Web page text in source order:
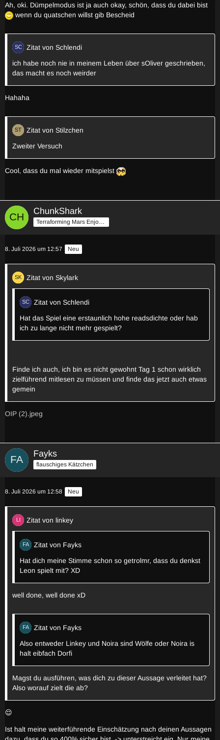
Ah, oki. Dümpelmodus ist ja auch okay, schön, dass du dabei bist
wenn du quatschen willst gib Bescheid
Zitat von Schlendi
ich habe noch nie in meinem Leben über sOliver geschrieben,
das macht es noch weirder
Hahaha
Zitat von Stilzchen
Zweiter Versuch
Cool, dass du mal wieder mitspielst
ChunkShark
Terraforming Mars Enjoyer
8. Juli 2026 um 12:57 Neu
Zitat von Skylark
Zitat von Schlendi
Hat das Spiel eine erstaunlich hohe readsdichte oder hab
ich zu lange nicht mehr gespielt?
Finde ich auch, ich bin es nicht gewohnt Tag 1 schon wirklich
zielführend mitlesen zu müssen und finde das jetzt auch etwas
gemein
OIP (2).jpeg
Fayks
flauschiges Kätzchen
8. Juli 2026 um 12:58 Neu
Zitat von linkey
Zitat von Fayks
Hat dich meine Stimme schon so getrolmr, dass du denkst
Leon spielt mit? XD
well done, well done xD
Zitat von Fayks
Also entweder Linkey und Noira sind Wölfe oder Noira is
halt eibfach Dorfi
Magst du ausführen, was dich zu dieser Aussage verleitet hat?
Also worauf zielt die ab?
😌
Ist halt meine weiterführende Einschätzung nach deinen Aussagen